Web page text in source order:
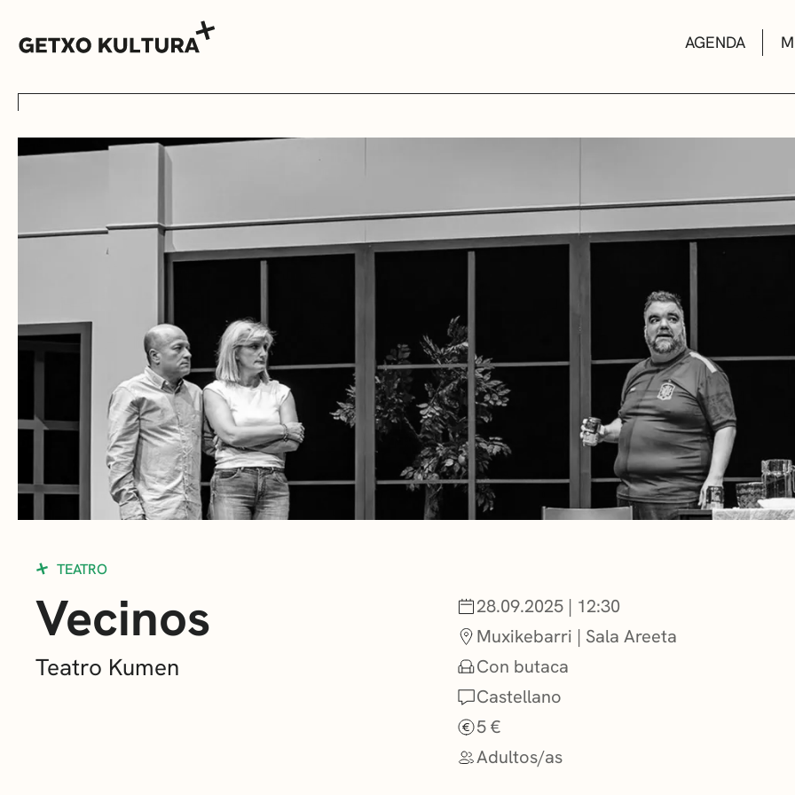
AGENDA
MUXIKEBARRI
CONTACTO
ENTRADAS
AULAS DE
BIBLIOTECAS
ESCUELA DE
NOTICIAS
GETXO
ASOCIACIONES
TEATRO
Vecinos
Teatro Kumen
28.09.2025 | 12:30
Muxikebarri | Sala Areeta
Con butaca
Castellano
5 €
Adultos/as